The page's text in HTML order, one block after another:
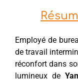
Employé de
de travail
réconfort dans
lumineux de